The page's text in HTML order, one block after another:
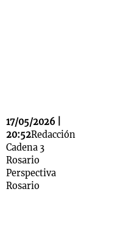
17/05/2026 |
20:52Redacción
Cadena 3
Rosario
Perspectiva
Rosario